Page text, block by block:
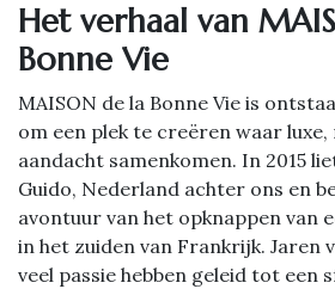
Het ve​rhaal van
Bonne Vie
MAISON de la Bonne Vie is
om een plek te creëren waar
aandacht samenkomen. In 2015
Guido, Nederland achter ons en
avontuur van het opknappen van
in het zuiden van Frankrijk. Jaren
veel passie hebben geleid tot een